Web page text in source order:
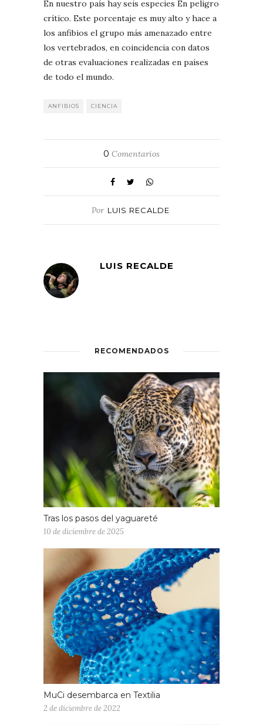
En nuestro país hay seis especies En peligro
crítico. Este porcentaje es muy alto y hace a
los anfibios el grupo más amenazado entre
los vertebrados, en coincidencia con datos
de otras evaluaciones realizadas en países
de todo el mundo.
ANFIBIOS CIENCIA
0 Comentarios
Por LUIS RECALDE
LUIS RECALDE
RECOMENDADOS
Tras los pasos del yaguareté
10 de diciembre de 2025
MuCi desembarca en Textilia
2 de diciembre de 2022